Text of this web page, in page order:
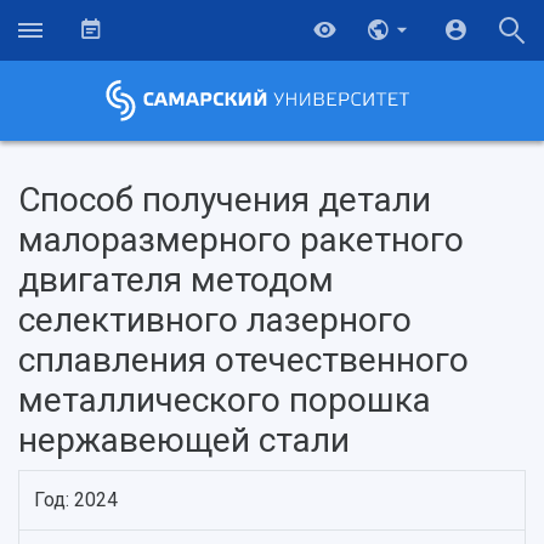
НАЗАД
Об университете
Новости
Образование
Научно-исследовательская деятельность
Способ получения детали
малоразмерного ракетного
двигателя методом
селективного лазерного
сплавления отечественного
металлического порошка
нержавеющей стали
Год: 2024